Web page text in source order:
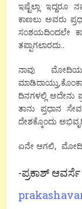
ಇಷ್ಟೆಲ್ಲಾ ಇದ್ದರೂ
ಕಾಣಲು ಅವರು
ಸಂಶಯದಿಂದಲೇ
ತಪ್ಪಾಗಲಾರದು..
ನಾವು ಮೋದಿಯ
ದಿನಗಳಲ್ಲಿ ಅದೇನು
ತಾನು ಪ್ರಧಾನ
ದೇಶಕ್ಕೊಂದು
ಏನೇ ಆಗಲಿ, ಮೋದಿ
-ಪ್ರಕಾಶ್ ಆವರ್ಸೆ